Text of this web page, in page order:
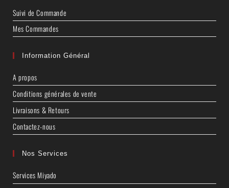
Suivi de Commande
Mes Commandes
Information Général
A propos
Conditions générales de vente
Livraisons & Retours
Contactez-nous
Nos Services
Services Miyado